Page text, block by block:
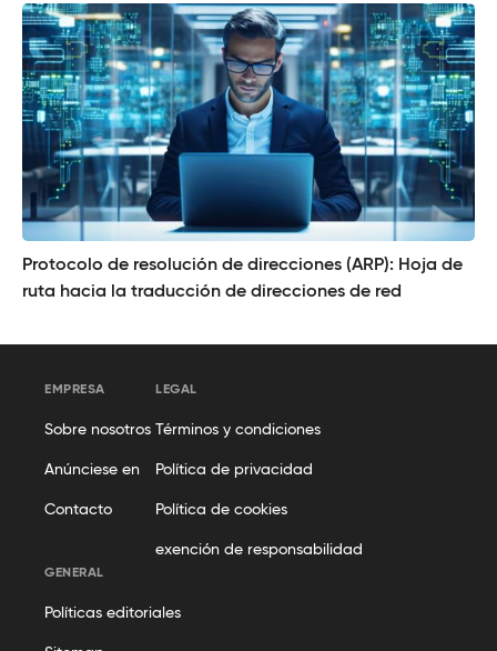
Protocolo de resolución de direcciones (ARP): Hoja de
ruta hacia la traducción de direcciones de red
EMPRESA
Sobre nosotros
Anúnciese en
Contacto
LEGAL
Términos y condiciones
Política de privacidad
Política de cookies
exención de responsabilidad
GENERAL
Políticas editoriales